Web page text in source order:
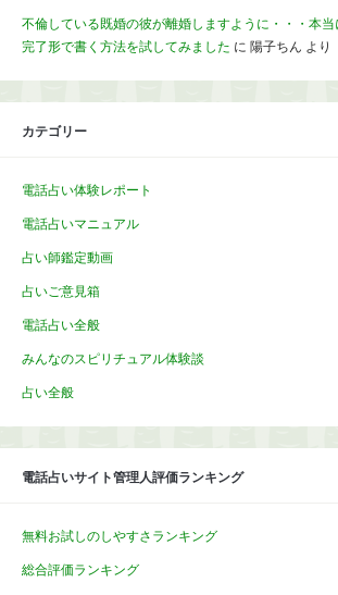
不倫している既婚の彼が離婚しますように・・・本
完了形で書く方法を試してみました に 陽子ちん より
カテゴリー
電話占い体験レポート
電話占いマニュアル
占い師鑑定動画
占いご意見箱
電話占い全般
みんなのスピリチュアル体験談
占い全般
電話占いサイト管理人評価ランキング
無料お試しのしやすさランキング
総合評価ランキング